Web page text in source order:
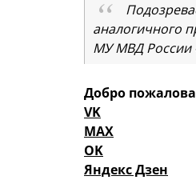
аналогичного
МУ МВД России
Добро
VK
MAX
OK
Яндекс Дзен